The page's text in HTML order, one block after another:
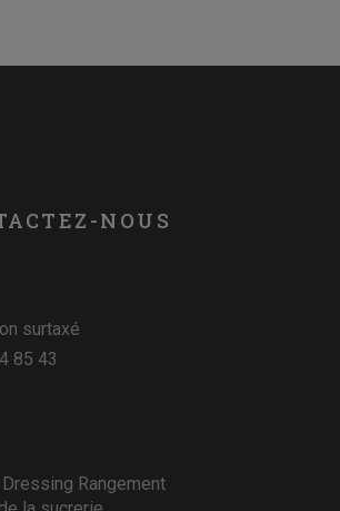
NOUS
surtaxé
85 43
Rangement